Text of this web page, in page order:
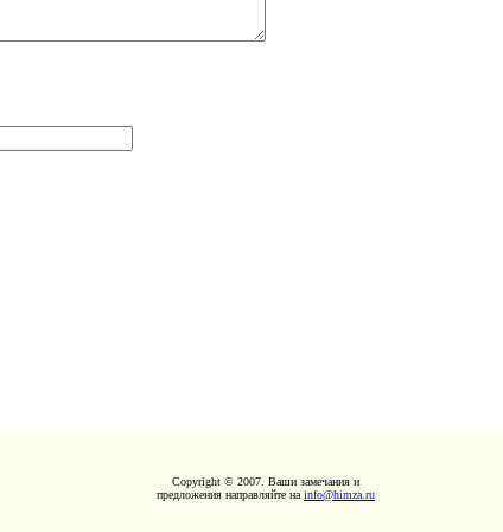
Copyright © 2007. Ваши замечания и
предложения направляйте на info@himza.ru